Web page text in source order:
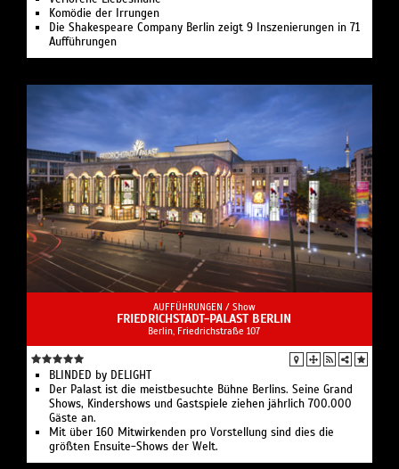
Komödie der Irrungen
Die Shakespeare Company Berlin zeigt 9 Inszenierungen in 71
Aufführungen
AUFFÜHRUNGEN / Show
FRIEDRICHSTADT-PALAST BERLIN
Berlin, Friedrichstraße 107
BLINDED by DELIGHT
Der Palast ist die meistbesuchte Bühne Berlins. Seine Grand
Shows, Kindershows und Gastspiele ziehen jährlich 700.000
Gäste an.
Mit über 160 Mitwirkenden pro Vorstellung sind dies die
größten Ensuite-Shows der Welt.